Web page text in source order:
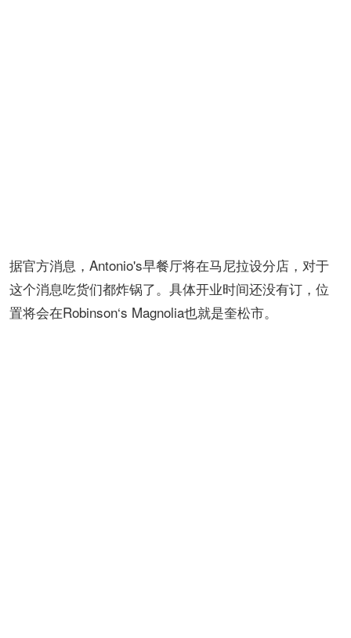
据官方消息，Antonio's早餐厅将在马尼拉设分店，对于
这个消息吃货们都炸锅了。具体开业时间还没有订，位
置将会在Robinson‘s Magnolia也就是奎松市。